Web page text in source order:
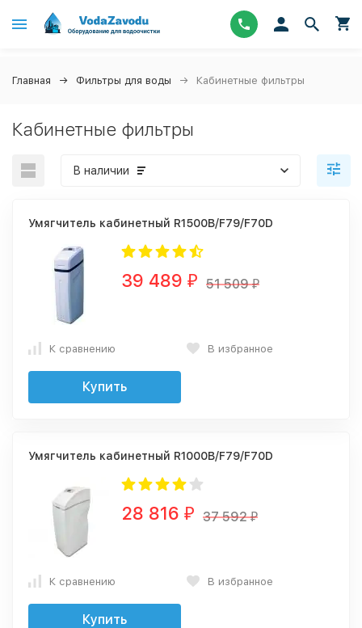
Главная Фильтры для воды Кабинетные фильтры
Кабинетные фильтры
В наличии
Умягчитель кабинетный R1500B/F79/F70D
39 489 ₽ 51 509₽
К сравнению В избранное
Купить
Умягчитель кабинетный R1000B/F79/F70D
28 816 ₽ 37 592₽
К сравнению В избранное
Купить